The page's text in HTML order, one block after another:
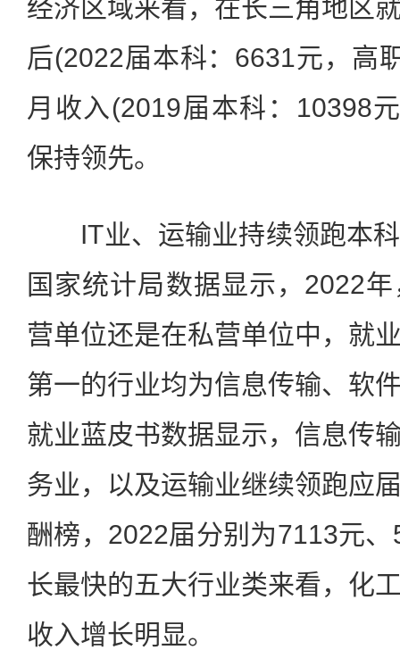
经济区域来看，在长三角地区
后(2022届本科：6631元，高
月收入(2019届本科：10398
保持领先。
IT业、运输业持续领跑本科
国家统计局数据显示，2022
营单位还是在私营单位中，就
第一的行业均为信息传输、软
就业蓝皮书数据显示，信息传
务业，以及运输业继续领跑应
酬榜，2022届分别为7113元
长最快的五大行业类来看，化
收入增长明显。